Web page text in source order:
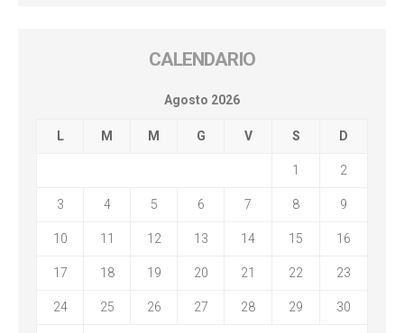
CALENDARIO
Agosto 2026
L M M G V S D
1 2
3 4 5 6 7 8 9
10 11 12 13 14 15 16
17 18 19 20 21 22 23
24 25 26 27 28 29 30